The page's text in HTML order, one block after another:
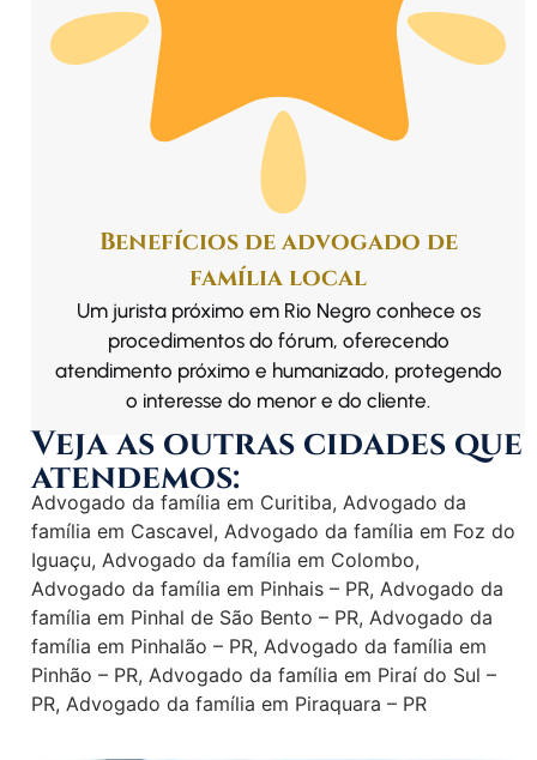
Benefícios de advogado de
família local
Um jurista próximo em Rio Negro conhece os
procedimentos do fórum, oferecendo
atendimento próximo e humanizado, protegendo
o interesse do menor e do cliente.
Veja as outras cidades que
atendemos:
Advogado da família em Curitiba, Advogado da
família em Cascavel, Advogado da família em Foz do
Iguaçu, Advogado da família em Colombo,
Advogado da família em Pinhais – PR, Advogado da
família em Pinhal de São Bento – PR, Advogado da
família em Pinhalão – PR, Advogado da família em
Pinhão – PR, Advogado da família em Piraí do Sul –
PR, Advogado da família em Piraquara – PR